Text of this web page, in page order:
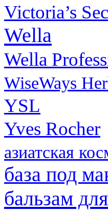
Victoria’s
Wella
Wella
WiseWays
YSL
Yves Rocher
азиатская
база под
бальзам